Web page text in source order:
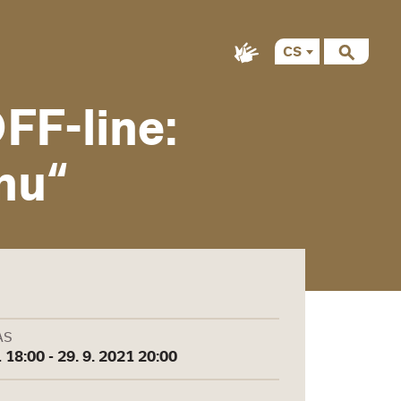
CS
line:
18:00 - 29. 9. 2021 20:00